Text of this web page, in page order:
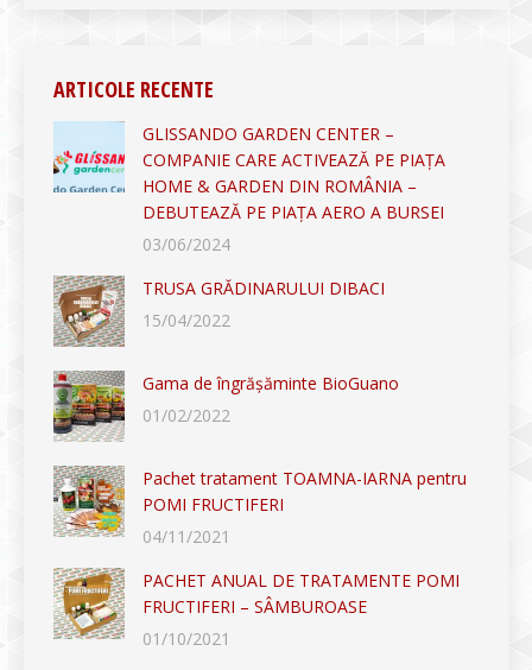
ARTICOLE RECENTE
GLISSANDO GARDEN CENTER –
COMPANIE CARE ACTIVEAZĂ PE PIAȚA
HOME & GARDEN DIN ROMÂNIA –
DEBUTEAZĂ PE PIAȚA AERO A BURSEI
03/06/2024
TRUSA GRĂDINARULUI DIBACI
15/04/2022
Gama de îngrășăminte BioGuano
01/02/2022
Pachet tratament TOAMNA-IARNA pentru
POMI FRUCTIFERI
04/11/2021
PACHET ANUAL DE TRATAMENTE POMI
FRUCTIFERI – SÂMBUROASE
01/10/2021